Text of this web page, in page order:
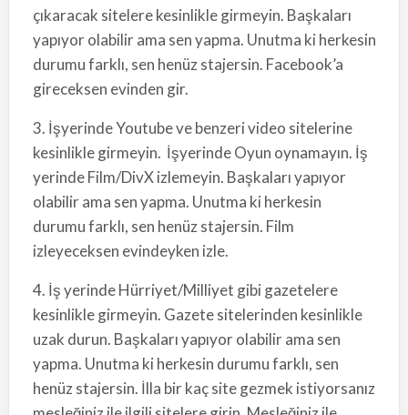
çıkaracak sitelere kesinlikle girmeyin. Başkaları
yapıyor olabilir ama sen yapma. Unutma ki herkesin
durumu farklı, sen henüz stajersin. Facebook’a
gireceksen evinden gir.
3. İşyerinde Youtube ve benzeri video sitelerine
kesinlikle girmeyin. İşyerinde Oyun oynamayın. İş
yerinde Film/DivX izlemeyin. Başkaları yapıyor
olabilir ama sen yapma. Unutma ki herkesin
durumu farklı, sen henüz stajersin. Film
izleyeceksen evindeyken izle.
4. İş yerinde Hürriyet/Milliyet gibi gazetelere
kesinlikle girmeyin. Gazete sitelerinden kesinlikle
uzak durun. Başkaları yapıyor olabilir ama sen
yapma. Unutma ki herkesin durumu farklı, sen
henüz stajersin. İlla bir kaç site gezmek istiyorsanız